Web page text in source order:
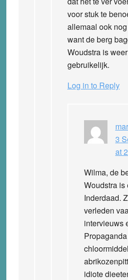
voor stuk te
allemaal ook
want de berg
Woudstra is
gebruikelijk.
Log in to Reply
3
at
Wilma, de
Woudstra is
Inderdaad.
verleden
intervieuws
idiote